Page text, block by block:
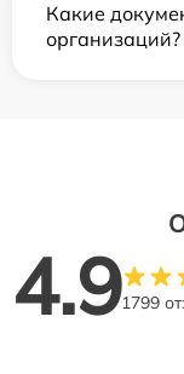
Какие
организаций?
4.91799